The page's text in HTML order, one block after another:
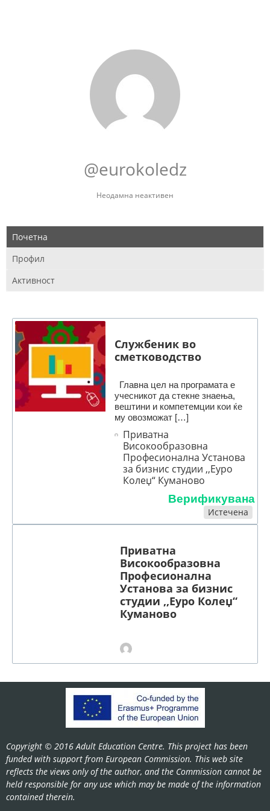
@eurokoledz
Неодамна неактивен
Почетна
Профил
Активност
Службеник во
сметководство
Главна цел на програмата е
учесникот да стекне знаења,
вештини и компетемции кои ќе
му овозможат […]
Приватна
Високообразовна
Професионална Установа
за бизнис студии ,,Еуро
Колеџ“ Куманово
Верификувана
Истечена
Приватна
Високообразовна
Професионална
Установа за бизнис
студии ,,Еуро Колеџ“
Куманово
Copyright © 2016 Adult Education Centre. This project has been
funded with support from European Commission. This web site
reflects the views only of the author, and the Commission cannot be
held responsible for any use which may be made of the information
contained therein.